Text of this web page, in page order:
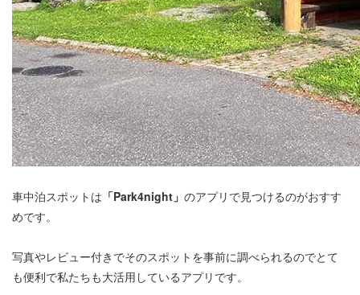
車中泊スポットは 「Park4night」 のアプリで見つけるのがおすす
めです。
写真やレビュー付きでそのスポットを事前に調べられるのでとて
も便利で私たちも大活用しているアプリです。